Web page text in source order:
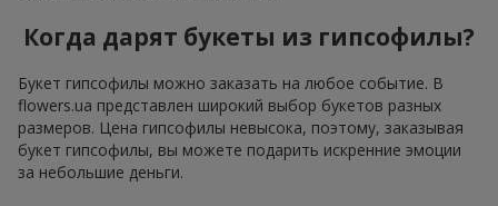
Когда дарят букеты из гипсофилы?
Букет гипсофилы можно заказать на любое событие. В
flowers.ua представлен широкий выбор букетов разных
размеров. Цена гипсофилы невысока, поэтому, заказывая
букет гипсофилы, вы можете подарить искренние эмоции
за небольшие деньги.